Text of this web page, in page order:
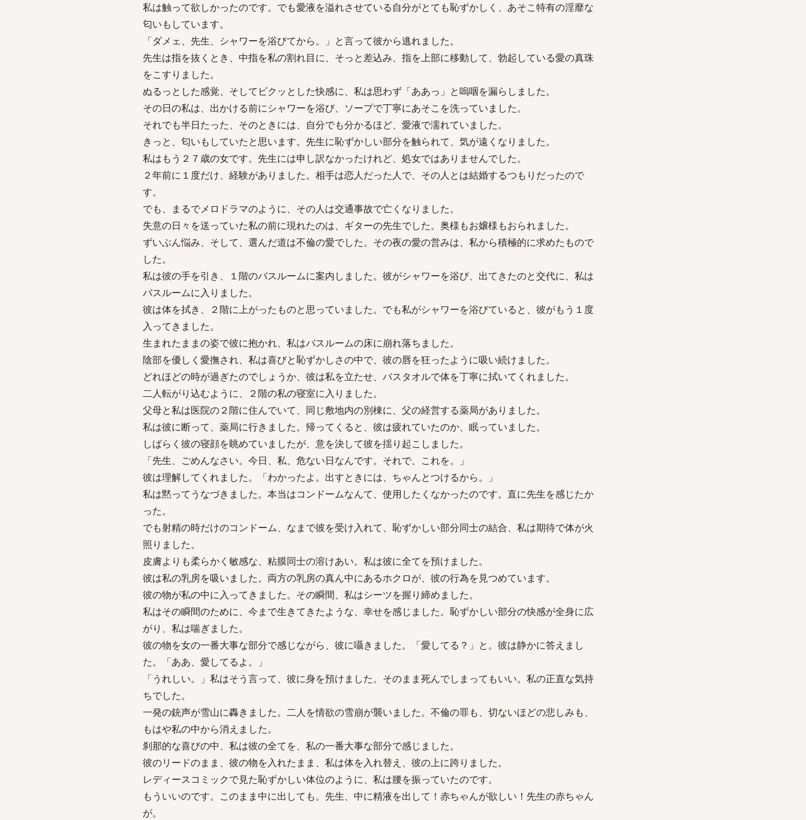
私は触って欲しかったのです。でも愛液を溢れさせている自分がとても恥ずかしく、あそこ特有の淫靡な
匂いもしています。
「ダメェ、先生、シャワーを浴びてから。」と言って彼から逃れました。
先生は指を抜くとき、中指を私の割れ目に、そっと差込み、指を上部に移動して、勃起している愛の真珠
をこすりました。
ぬるっとした感覚、そしてビクッとした快感に、私は思わず「ああっ」と嗚咽を漏らしました。
その日の私は、出かける前にシャワーを浴び、ソープで丁寧にあそこを洗っていました。
それでも半日たった、そのときには、自分でも分かるほど、愛液で濡れていました。
きっと、匂いもしていたと思います。先生に恥ずかしい部分を触られて、気が遠くなりました。
私はもう２７歳の女です。先生には申し訳なかったけれど、処女ではありませんでした。
２年前に１度だけ、経験がありました。相手は恋人だった人で、その人とは結婚するつもりだったので
す。
でも、まるでメロドラマのように、その人は交通事故で亡くなりました。
失意の日々を送っていた私の前に現れたのは、ギターの先生でした。奥様もお嬢様もおられました。
ずいぶん悩み、そして、選んだ道は不倫の愛でした。その夜の愛の営みは、私から積極的に求めたもので
した。
私は彼の手を引き、１階のバスルームに案内しました。彼がシャワーを浴び、出てきたのと交代に、私は
バスルームに入りました。
彼は体を拭き、２階に上がったものと思っていました。でも私がシャワーを浴びていると、彼がもう１度
入ってきました。
生まれたままの姿で彼に抱かれ、私はバスルームの床に崩れ落ちました。
陰部を優しく愛撫され、私は喜びと恥ずかしさの中で、彼の唇を狂ったように吸い続けました。
どれほどの時が過ぎたのでしょうか、彼は私を立たせ、バスタオルで体を丁寧に拭いてくれました。
二人転がり込むように、２階の私の寝室に入りました。
父母と私は医院の２階に住んでいて、同じ敷地内の別棟に、父の経営する薬局がありました。
私は彼に断って、薬局に行きました。帰ってくると、彼は疲れていたのか、眠っていました。
しばらく彼の寝顔を眺めていましたが、意を決して彼を揺り起こしました。
「先生、ごめんなさい。今日、私、危ない日なんです。それで、これを。」
彼は理解してくれました。「わかったよ。出すときには、ちゃんとつけるから。」
私は黙ってうなづきました。本当はコンドームなんて、使用したくなかったのです。直に先生を感じたか
った。
でも射精の時だけのコンドーム、なまで彼を受け入れて、恥ずかしい部分同士の結合、私は期待で体が火
照りました。
皮膚よりも柔らかく敏感な、粘膜同士の溶けあい。私は彼に全てを預けました。
彼は私の乳房を吸いました。両方の乳房の真ん中にあるホクロが、彼の行為を見つめています。
彼の物が私の中に入ってきました。その瞬間、私はシーツを握り締めました。
私はその瞬間のために、今まで生きてきたような、幸せを感じました。恥ずかしい部分の快感が全身に広
がり、私は喘ぎました。
彼の物を女の一番大事な部分で感じながら、彼に囁きました。「愛してる？」と。彼は静かに答えまし
た。「ああ、愛してるよ。」
「うれしい。」私はそう言って、彼に身を預けました。そのまま死んでしまってもいい。私の正直な気持
ちでした。
一発の銃声が雪山に轟きました。二人を情欲の雪崩が襲いました。不倫の罪も、切ないほどの悲しみも、
もはや私の中から消えました。
刹那的な喜びの中、私は彼の全てを、私の一番大事な部分で感じました。
彼のリードのまま、彼の物を入れたまま、私は体を入れ替え、彼の上に跨りました。
レディースコミックで見た恥ずかしい体位のように、私は腰を振っていたのです。
もういいのです。このまま中に出しても。先生、中に精液を出して！赤ちゃんが欲しい！先生の赤ちゃん
が。